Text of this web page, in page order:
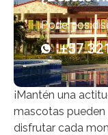
Podemos
+57
¡Mantén una
mascotas pueden
disfrutar cada